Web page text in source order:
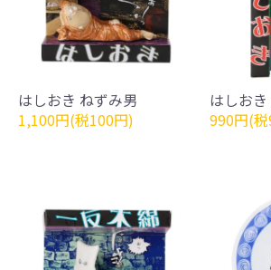
はしおき ねずみ男
1,100円(税100円)
はしお
990円(